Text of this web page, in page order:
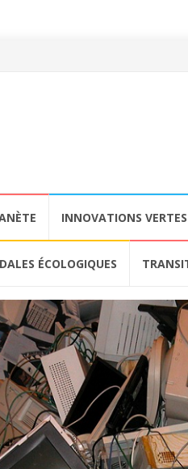
INNOVATIONS VERTES
ÉCOLOGIQUES